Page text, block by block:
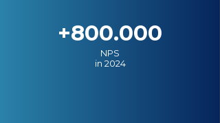
+800.000
NPS
in 2024